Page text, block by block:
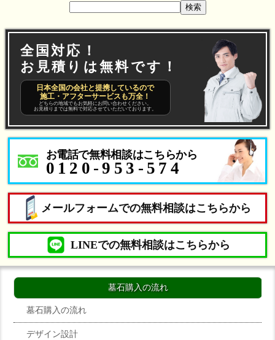
検索
全国対応！
お見積りは無料です！
日本全国の会社と提携しているので
施工・アフターサービスも万全！
どちらの地域でもお気軽にお問い合わせください。
お見積りまでは無料で対応させていただいております。
お電話で無料相談はこちらから
0120-953-574
メールフォームでの無料相談はこちらから
LINEでの無料相談はこちらから
墓石購入の流れ
墓石購入の流れ
デザイン設計